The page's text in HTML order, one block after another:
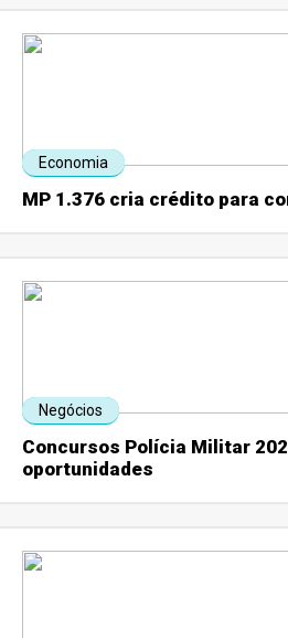
Economia
MP 1.376 cria crédito para
Negócios
Concursos Polícia Militar
oportunidades